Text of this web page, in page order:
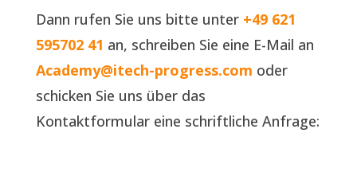
Dann rufen Sie uns bitte unter +49 621
595702 41 an, schreiben Sie eine E-Mail an
Academy@itech-progress.com oder
schicken Sie uns über das
Kontaktformular eine schriftliche Anfrage: